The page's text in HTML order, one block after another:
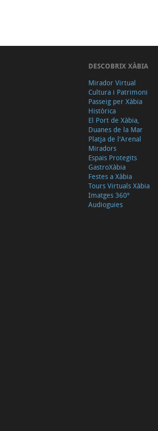
DESCOBRIX XÀBIA
Mirador Virtual
Cultura i Patrimoni
Passeig per Xàbia
Històrica
El Port de Xàbia,
Duanes de la Mar
Platja de l'Arenal
Miradors
Espais Protegits
GastroXàbia
Festes a Xàbia
Tours Virtuals Xàbia
Imatges 360º
Audioguies